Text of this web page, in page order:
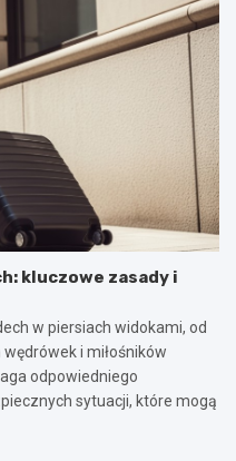
kluczowe zasady i
w piersiach widokami, od
i miłośników
odpowiedniego
sytuacji, które mogą